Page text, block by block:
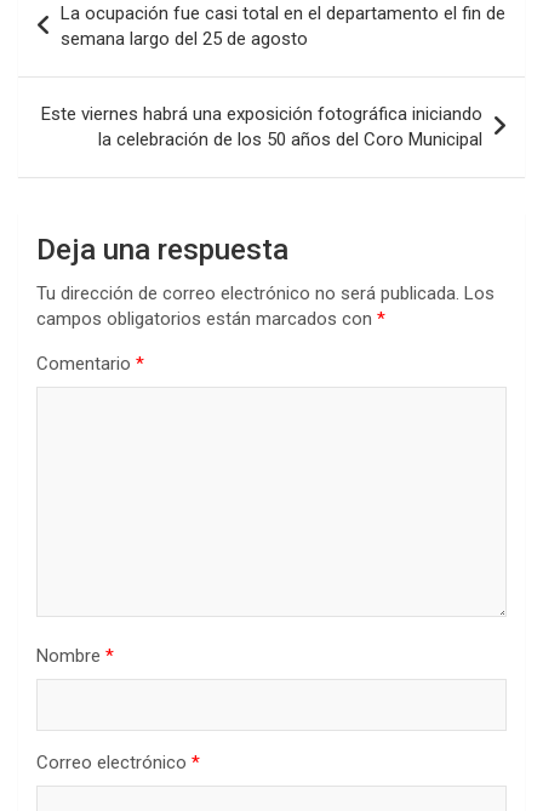
o
o
k
A
p
p
n
ar
tir
de
entradas
La ocupación fue casi total en el departamento el fin de
semana largo del 25 de agosto
Este viernes habrá una exposición fotográfica iniciando
la celebración de los 50 años del Coro Municipal
Deja una respuesta
Tu dirección de correo electrónico no será publicada. Los
campos obligatorios están marcados con *
Comentario *
Nombre *
Correo electrónico *